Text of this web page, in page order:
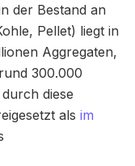
der Bestand an
Pellet) liegt in
Aggregaten,
300.000
diese
als im